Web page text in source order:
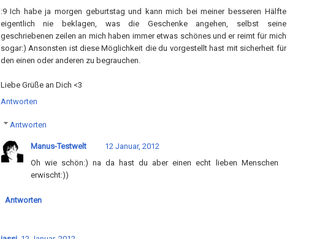
:9 Ich habe ja morgen geburtstag und kann mich bei meiner besseren Hälfte
eigentlich nie beklagen, was die Geschenke angehen, selbst seine
geschriebenen zeilen an mich haben immer etwas schönes und er reimt für mich
sogar:) Ansonsten ist diese Möglichkeit die du vorgestellt hast mit sicherheit für
den einen oder anderen zu begrauchen.
Liebe Grüße an Dich <3
Antworten
Antworten
Manus-Testwelt
12 Januar, 2012
Oh wie schön:) na da hast du aber einen echt lieben Menschen
erwischt:))
Antworten